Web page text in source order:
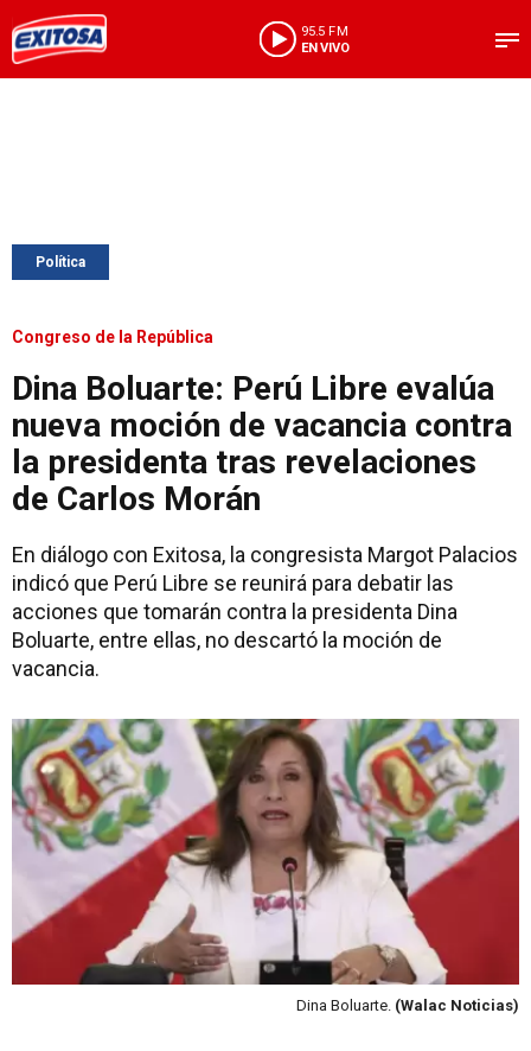
95.5 FM
EN VIVO
Política
Congreso de la República
Dina Boluarte: Perú Libre evalúa
nueva moción de vacancia contra
la presidenta tras revelaciones
de Carlos Morán
En diálogo con Exitosa, la congresista Margot Palacios
indicó que Perú Libre se reunirá para debatir las
acciones que tomarán contra la presidenta Dina
Boluarte, entre ellas, no descartó la moción de
vacancia.
Dina Boluarte. (Walac Noticias)